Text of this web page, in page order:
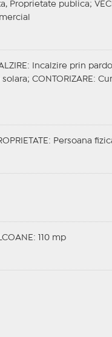
Proprietate publica;
: Incalzire prin
CONTORIZARE :
: Persoana
110 mp